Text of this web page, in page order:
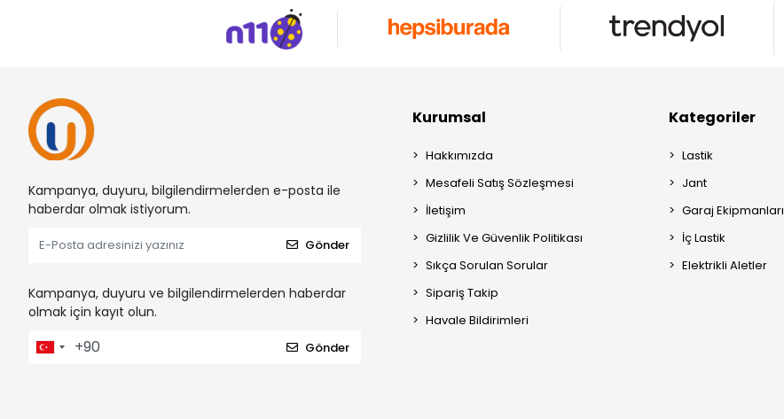
Kampanya, duyuru, bilgilendirmelerden e-posta ile
haberdar olmak istiyorum.
Gönder
Kampanya, duyuru ve bilgilendirmelerden haberdar
olmak için kayıt olun.
Gönder
Kurumsal
Hakkımızda
Mesafeli Satış Sözleşmesi
İletişim
Gizlilik Ve Güvenlik Politikası
Sıkça Sorulan Sorular
Sipariş Takip
Havale Bildirimleri
Kategoriler
Lastik
Jant
Garaj Ekipmanları
İç Lastik
Elektrikli Aletler